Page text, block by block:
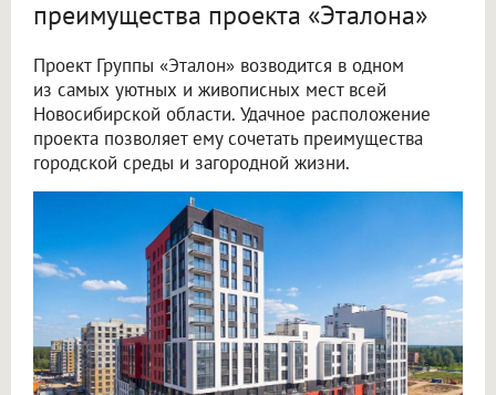
преимущества проекта «Эталона»
Проект Группы «Эталон» возводится в одном
из самых уютных и живописных мест всей
Новосибирской области. Удачное расположение
проекта позволяет ему сочетать преимущества
городской среды и загородной жизни.